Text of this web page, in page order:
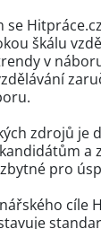
se
škálu
v
zdrojů
pro